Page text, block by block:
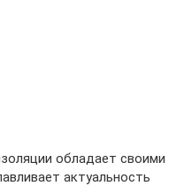
обладает своими
актуальность